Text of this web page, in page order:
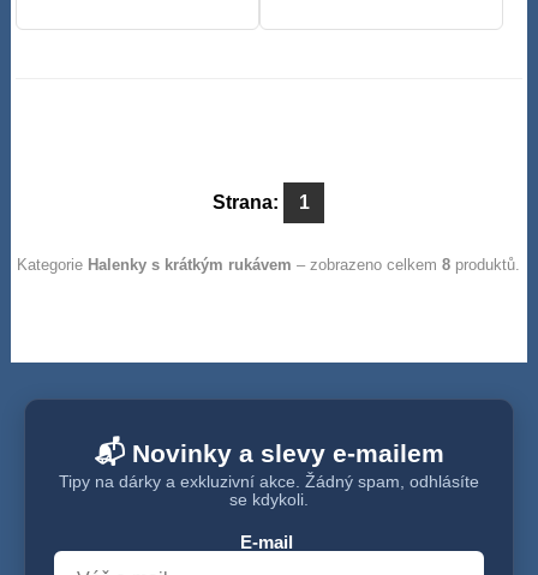
Strana: 1
Kategorie Halenky s krátkým rukávem – zobrazeno celkem8 produktů.
📬 Novinky a slevy e-mailem
Tipy na dárky a exkluzivní akce. Žádný spam, odhlásíte
se kdykoli.
E-mail